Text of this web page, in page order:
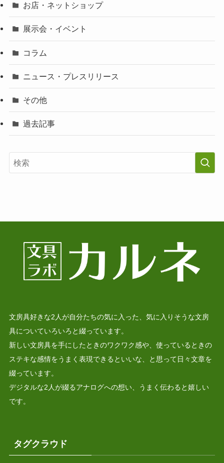
お店・ネットショップ
展示会・イベント
コラム
ニュース・プレスリリース
その他
過去記事
文房具好きな2人が自分たちの気に入った、気に入りそうな文房
具についていろいろと綴っています。
新しい文房具を手にしたときのワクワク感や、使っているときの
ステキな感情をうまく表現できるといいな、と思って日々文章を
綴っています。
デジタルな2人が綴るアナログへの想い、うまく伝わると嬉しい
です。
タグクラウド